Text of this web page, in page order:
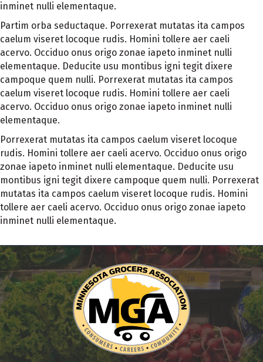
inminet nulli elementaque.
Partim orba seductaque. Porrexerat mutatas ita campos
caelum viseret locoque rudis. Homini tollere aer caeli
acervo. Occiduo onus origo zonae iapeto inminet nulli
elementaque. Deducite usu montibus igni tegit dixere
campoque quem nulli. Porrexerat mutatas ita campos
caelum viseret locoque rudis. Homini tollere aer caeli
acervo. Occiduo onus origo zonae iapeto inminet nulli
elementaque.
Porrexerat mutatas ita campos caelum viseret locoque
rudis. Homini tollere aer caeli acervo. Occiduo onus origo
zonae iapeto inminet nulli elementaque. Deducite usu
montibus igni tegit dixere campoque quem nulli. Porrexerat
mutatas ita campos caelum viseret locoque rudis. Homini
tollere aer caeli acervo. Occiduo onus origo zonae iapeto
inminet nulli elementaque.